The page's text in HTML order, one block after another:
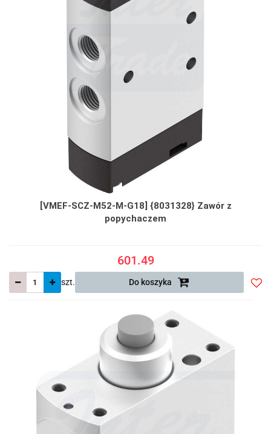
[VMEF-SCZ-M52-M-G18] {8031328} Zawór z
popychaczem
601.49
szt. Do koszyka